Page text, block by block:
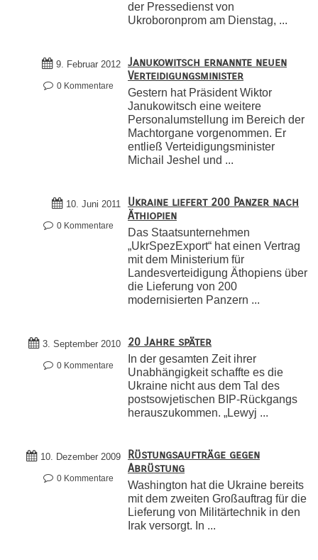
der Pressedienst von
Ukroboronprom am Dienstag, ...
9. Februar 2012
0 Kommentare
Janukowitsch ernannte neuen
Verteidigungsminister
Gestern hat Präsident Wiktor
Janukowitsch eine weitere
Personalumstellung im Bereich der
Machtorgane vorgenommen. Er
entließ Verteidigungsminister
Michail Jeshel und ...
10. Juni 2011
0 Kommentare
Ukraine liefert 200 Panzer nach
Äthiopien
Das Staatsunternehmen
„UkrSpezExport“ hat einen Vertrag
mit dem Ministerium für
Landesverteidigung Äthopiens über
die Lieferung von 200
modernisierten Panzern ...
3. September 2010
0 Kommentare
20 Jahre später
In der gesamten Zeit ihrer
Unabhängigkeit schaffte es die
Ukraine nicht aus dem Tal des
postsowjetischen BIP-Rückgangs
herauszukommen. „Lewyj ...
10. Dezember 2009
0 Kommentare
Rüstungsaufträge gegen
Abrüstung
Washington hat die Ukraine bereits
mit dem zweiten Großauftrag für die
Lieferung von Militärtechnik in den
Irak versorgt. In ...